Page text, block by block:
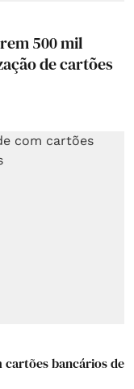
500 mil
de cartões
bancários de